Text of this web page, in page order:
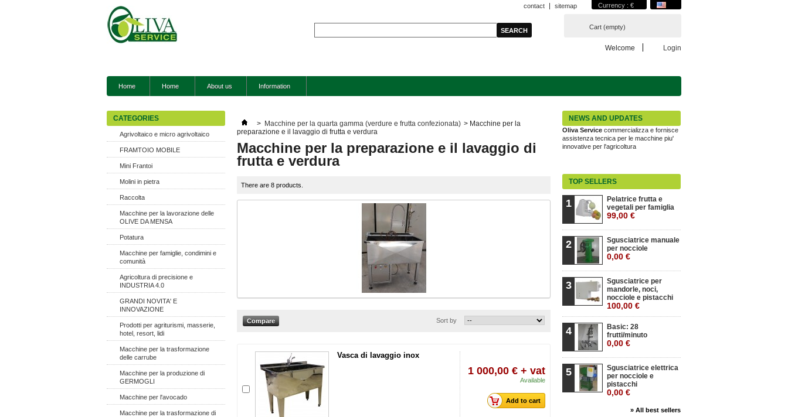
Currency : €
contact sitemap
Cart (empty)
Welcome Login
Home Home About us Information
CATEGORIES
Agrivoltaico e micro agrivoltaico
FRAMTOIO MOBILE
Mini Frantoi
Molini in pietra
Raccolta
Macchine per la lavorazione delle
OLIVE DA MENSA
Potatura
Macchine per famiglie, condimini e
comunità
Agricoltura di precisione e
INDUSTRIA 4.0
GRANDI NOVITA' E
INNOVAZIONE
Prodotti per agriturismi, masserie,
hotel, resort, lidi
Macchine per la trasformazione
delle carrube
Macchine per la produzione di
GERMOGLI
Macchine per l'avocado
Macchine per la trasformazione di
> Macchine per la quarta gamma (verdure e frutta confezionata) > Macchine per la
preparazione e il lavaggio di frutta e verdura
Macchine per la preparazione e il lavaggio di
frutta e verdura
There are 8 products.
Sort by
Vasca di lavaggio inox
1 000,00 € + vat
Available
Add to cart
NEWS AND UPDATES
Oliva Service commercializza e fornisce
assistenza tecnica per le macchine piu'
innovative per l'agricoltura
TOP SELLERS
1
Pelatrice frutta e
vegetali per famiglia
99,00 €
2
Sgusciatrice manuale
per nocciole
0,00 €
3
Sgusciatrice per
mandorle, noci,
nocciole e pistacchi
100,00 €
4
Basic: 28
frutti/minuto
0,00 €
5
Sgusciatrice elettrica
per nocciole e
pistacchi
0,00 €
» All best sellers